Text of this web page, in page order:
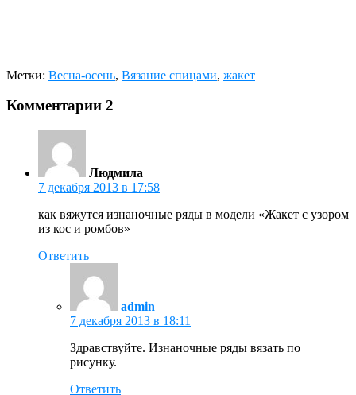
Метки: Весна-осень, Вязание спицами, жакет
Комментарии 2
Людмила
7 декабря 2013 в 17:58
как вяжутся изнаночные ряды в модели «Жакет с узором
из кос и ромбов»
Ответить
admin
7 декабря 2013 в 18:11
Здравствуйте. Изнаночные ряды вязать по
рисунку.
Ответить